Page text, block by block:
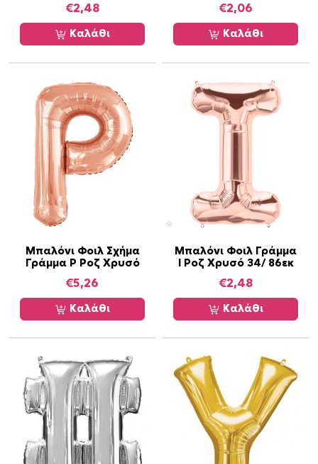
€2,48
Καλάθι
€2,06
Καλάθι
Μπαλόνι Φοιλ Σχήμα
Γράμμα P Ροζ Χρυσό
€5,26
Καλάθι
Μπαλόνι Φοιλ Γράμμα
I Ροζ Χρυσό 34/ 86εκ
€2,48
Καλάθι